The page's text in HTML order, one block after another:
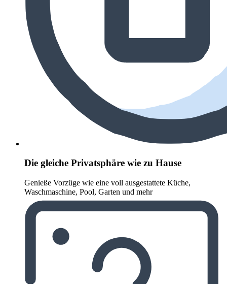
Die gleiche Privatsphäre wie zu Hause
Genieße Vorzüge wie eine voll ausgestattete Küche,
Waschmaschine, Pool, Garten und mehr